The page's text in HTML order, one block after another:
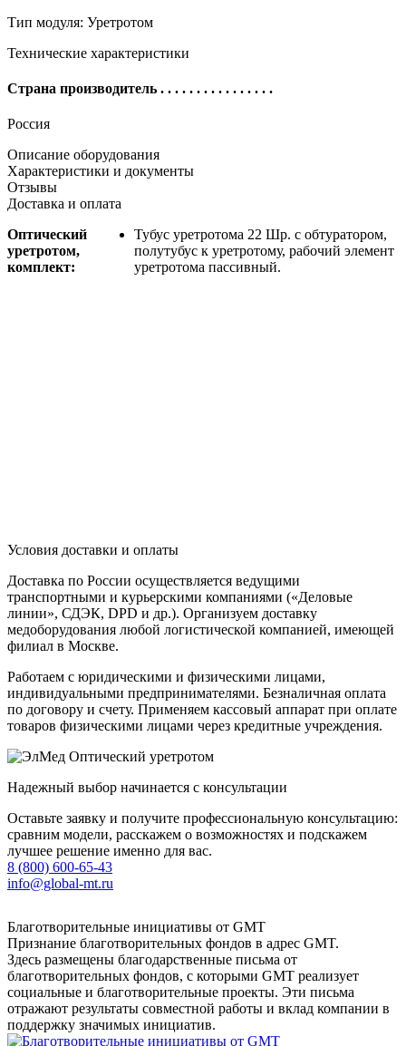
Тип модуля: Уретротом
Технические характеристики
Страна производитель . . . . . . . . . . . . . . . .
Россия
Описание оборудования
Характеристики и документы
Отзывы
Доставка и оплата
Оптический
уретротом,
комплект:
Тубус уретротома 22 Шр. с обтуратором,
полутубус к уретротому, рабочий элемент
уретротома пассивный.
Условия доставки и оплаты
Доставка по России осуществляется ведущими
транспортными и курьерскими компаниями («Деловые
линии», СДЭК, DPD и др.). Организуем доставку
медоборудования любой логистической компанией, имеющей
филиал в Москве.
Работаем с юридическими и физическими лицами,
индивидуальными предпринимателями. Безналичная оплата
по договору и счету. Применяем кассовый аппарат при оплате
товаров физическими лицами через кредитные учреждения.
Надежный выбор начинается с консультации
Оставьте заявку и получите профессиональную консультацию:
сравним модели, расскажем о возможностях и подскажем
лучшее решение именно для вас.
8 (800) 600-65-43
info@global-mt.ru
Благотворительные инициативы от GMT
Признание благотворительных фондов в адрес GMT.
Здесь размещены благодарственные письма от
благотворительных фондов, с которыми GMT реализует
социальные и благотворительные проекты. Эти письма
отражают результаты совместной работы и вклад компании в
поддержку значимых инициатив.